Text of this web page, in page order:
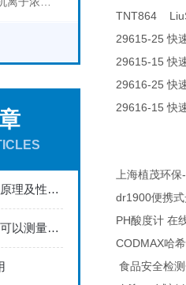
污泥浓度计的工作原理及性能特点
纯水电导率分析仪可以测量哪些物质的电导率？
TNT864
29615-25快
29615-15快
29616-25快
29616-15快
上海植茂环保-
dr1900便携
PH酸度计 在
CODMAX哈
食品安全检